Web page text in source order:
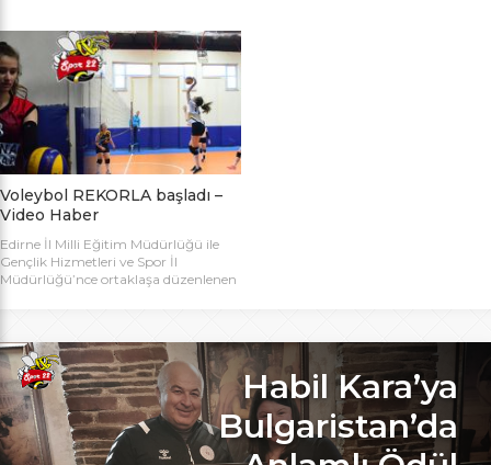
bugün başlıyor. Toplamda 14 takımın
katılımıyla düzenlenen 5. Valilik
Voleybol Turnuvasının teknik
toplantısı ve kura çekimi Aliço
Pehlivan Sporcu Eğitim Merkezi
Toplantı Salonu’nda yapıldı.
Toplantıya Voleybol hakemi ve
antrenörü Engin Toroslu, Ayhan […]
Voleybol REKORLA başladı –
Video Haber
Edirne İl Milli Eğitim Müdürlüğü ile
Gençlik Hizmetleri ve Spor İl
Müdürlüğü’nce ortaklaşa düzenlenen
rekoru kırıldı. REKOR KATILIMA
REKORLU AÇILIŞ Edirne Okullar
Arası Genç Kızlar A Kategorisi
Voleybol İl Şampiyonluğu maçlarına
bu yıl 8 grupta toplam […]
Habil Kara’ya
Bulgaristan’da